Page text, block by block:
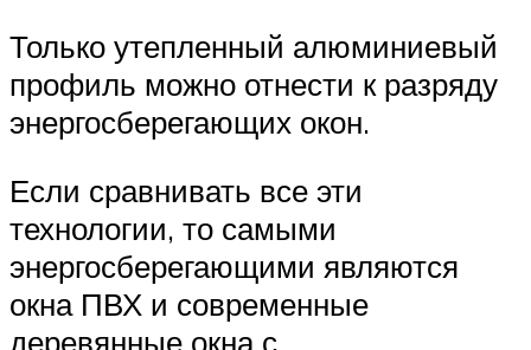
Только утепленный алюминиевый
профиль можно отнести к разряду
энергосберегающих окон.
Если сравнивать все эти
технологии, то самыми
энергосберегающими являются
окна ПВХ и современные
деревянные окна с